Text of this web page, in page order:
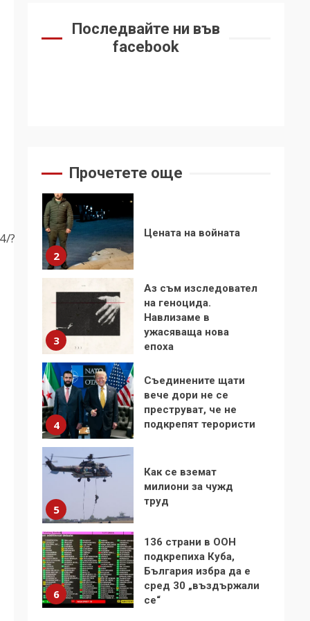
?
Последвайте ни във
facebook
Прочетете още
Удължаването на
1
стъпки от 1972 г.
2
Цената на войната
3
Аз съм изследовател
на геноцида.
Навлизаме в
ужасяваща нова
епоха
4
Съединените щати
вече дори не се
преструват, че не
подкрепят терористи
5
Как се вземат
милиони за чужд
труд
6
136 страни в ООН
подкрепиха Куба,
България избра да е
сред 30 „въздържали
се“